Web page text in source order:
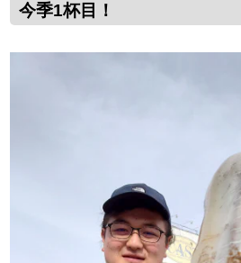
今季1杯目！